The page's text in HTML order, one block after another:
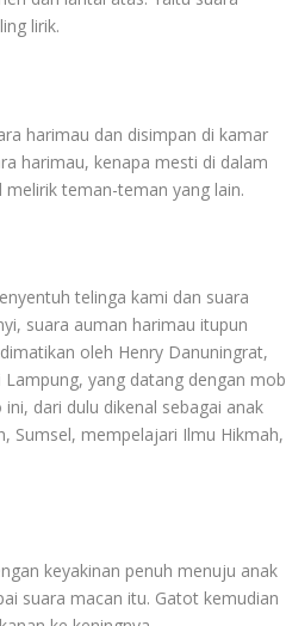
lirik.
harimau dan disimpan di kamar
harimau, kenapa mesti di dalam
melirik teman-teman yang lain.
telinga kami dan suara
suara auman harimau itupun
oleh Henry Danuningrat,
yang datang dengan
dari dulu dikenal sebagai anak
Sumsel, mempelajari Ilmu Hikmah,
keyakinan penuh menuju anak
suara macan itu. Gatot kemudian